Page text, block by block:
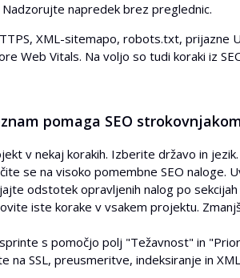
napredek brez preglednic.
XML-sitemapo, robots.txt,
Web Vitals. Na voljo so tudi koraki iz
pomaga SEO
v nekaj korakih. Izberite državo in
se na visoko pomembne SEO naloge.
odstotek opravljenih nalog po
iste korake v vsakem projektu.
s pomočjo polj "Težavnost" in
na SSL, preusmeritve, indeksiranje in